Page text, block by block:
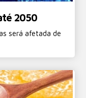
2050
será afetada de